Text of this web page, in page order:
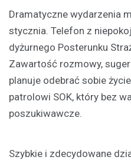
Dramatyczne wydarzenia
stycznia. Telefon z
dyżurnego Posterunku
Zawartość rozmowy,
planuje odebrać sobie
patrolowi SOK, który bez
poszukiwawcze.
Szybkie i zdecydowane